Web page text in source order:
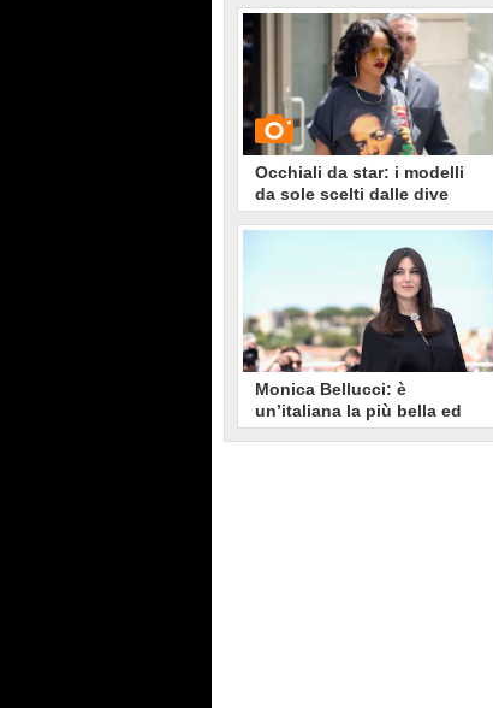
Occhiali da star: i modelli
da sole scelti dalle dive
6297• diStile e trend
Monica Bellucci: è
un’italiana la più bella ed
elegante di Cannes 2017